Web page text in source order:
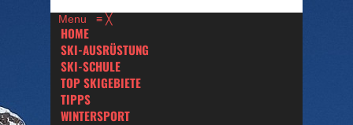
Menu ≡ ╳
HOME
SKI-AUSRÜSTUNG
SKI-SCHULE
TOP SKIGEBIETE
TIPPS
WINTERSPORT